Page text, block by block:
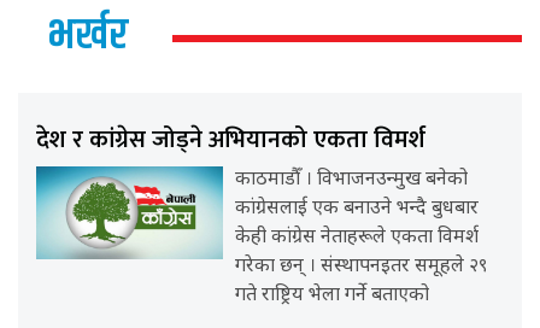
भर्खर
देश र कांग्रेस जोड्ने अभियानको एकता विमर्श
काठमाडौँ । विभाजनउन्मुख बनेको
कांग्रेसलाई एक बनाउने भन्दै बुधबार
केही कांग्रेस नेताहरूले एकता विमर्श
गरेका छन् । संस्थापनइतर समूहले २९
गते राष्ट्रिय भेला गर्ने बताएको